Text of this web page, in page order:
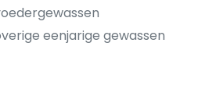
eenjarige gewassen